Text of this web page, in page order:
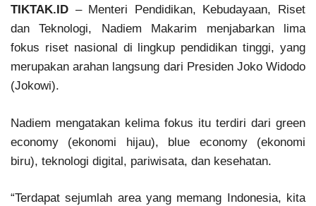
TIKTAK.ID – Menteri Pendidikan, Kebudayaan, Riset
dan Teknologi, Nadiem Makarim menjabarkan lima
fokus riset nasional di lingkup pendidikan tinggi, yang
merupakan arahan langsung dari Presiden Joko Widodo
(Jokowi).
Nadiem mengatakan kelima fokus itu terdiri dari green
economy (ekonomi hijau), blue economy (ekonomi
biru), teknologi digital, pariwisata, dan kesehatan.
“Terdapat sejumlah area yang memang Indonesia, kita